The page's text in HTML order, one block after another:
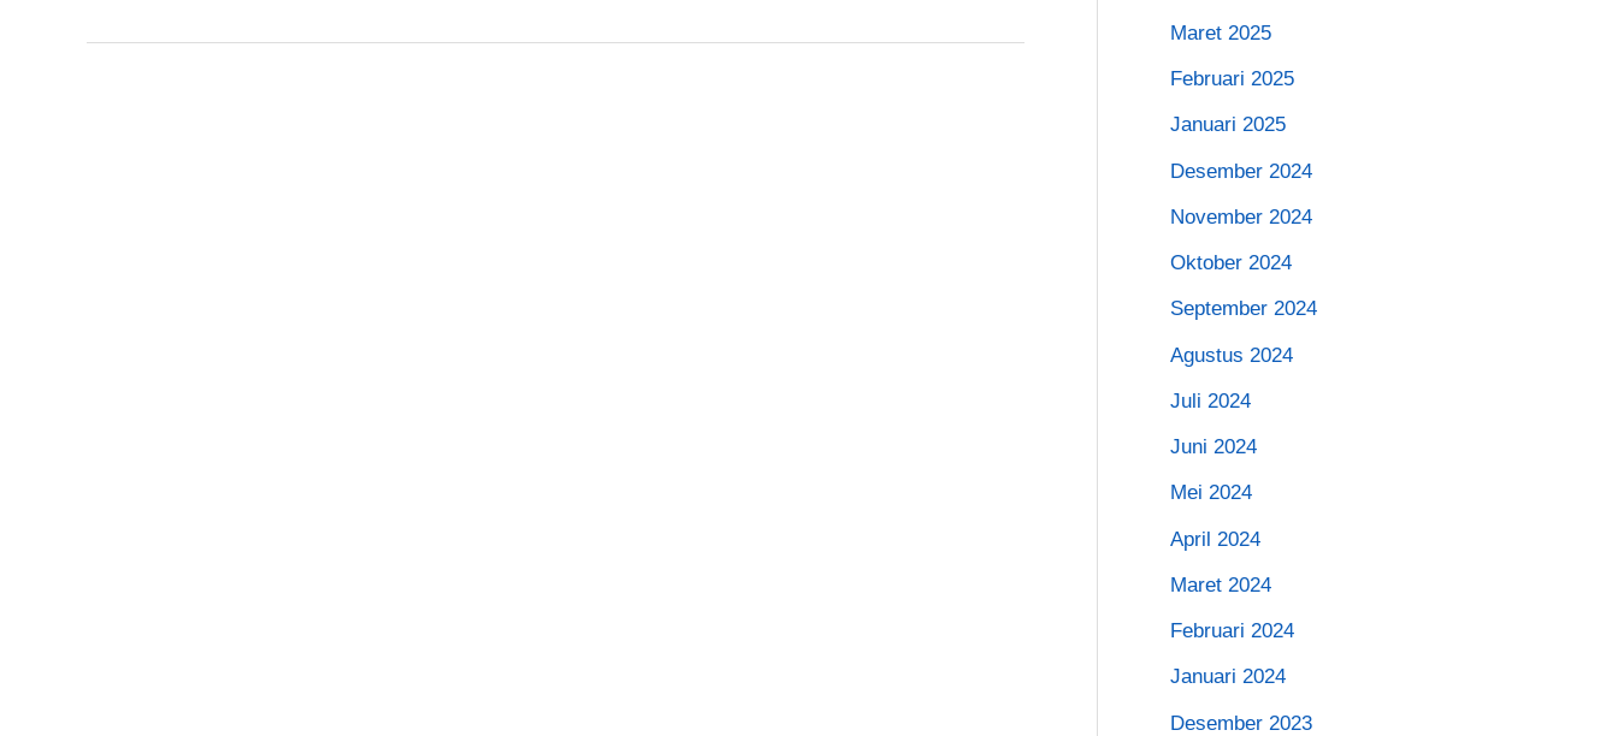
Maret 2025
Februari 2025
Januari 2025
Desember 2024
November 2024
Oktober 2024
September 2024
Agustus 2024
Juli 2024
Juni 2024
Mei 2024
April 2024
Maret 2024
Februari 2024
Januari 2024
Desember 2023